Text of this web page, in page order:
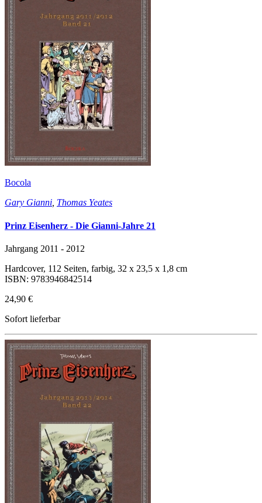
Bocola
Gary Gianni, Thomas Yeates
Prinz Eisenherz - Die Gianni-Jahre 21
Jahrgang 2011 - 2012
Hardcover, 112 Seiten, farbig, 32 x 23,5 x 1,8 cm
ISBN: 9783946842514
24,90 €
Sofort lieferbar